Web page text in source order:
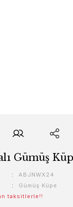
Gümüş
ABJNWX24
Gümüş Küpe
taksitlerle!!